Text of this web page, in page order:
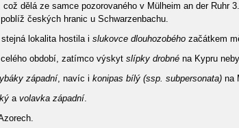
dělá ze samce pozorovaného v Mülheim an der
českých hranic u Schwarzenbachu.
lokalita hostila i slukovce dlouhozobého začátkem
období, zatímco výskyt slípky drobné na Kypru
západní, navíc i konipas bílý (ssp. subpersonata) na
a volavka západní.